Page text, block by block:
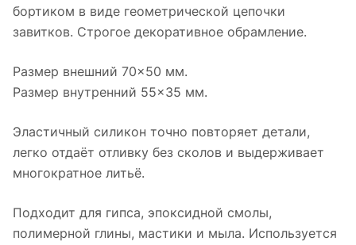
бортиком в виде геометрической цепочки
завитков. Строгое декоративное обрамление.
Размер внешний 70×50 мм.
Размер внутренний 55×35 мм.
Эластичный силикон точно повторяет детали,
легко отдаёт отливку без сколов и выдерживает
многократное литьё.
Подходит для гипса, эпоксидной смолы,
полимерной глины, мастики и мыла. Используется